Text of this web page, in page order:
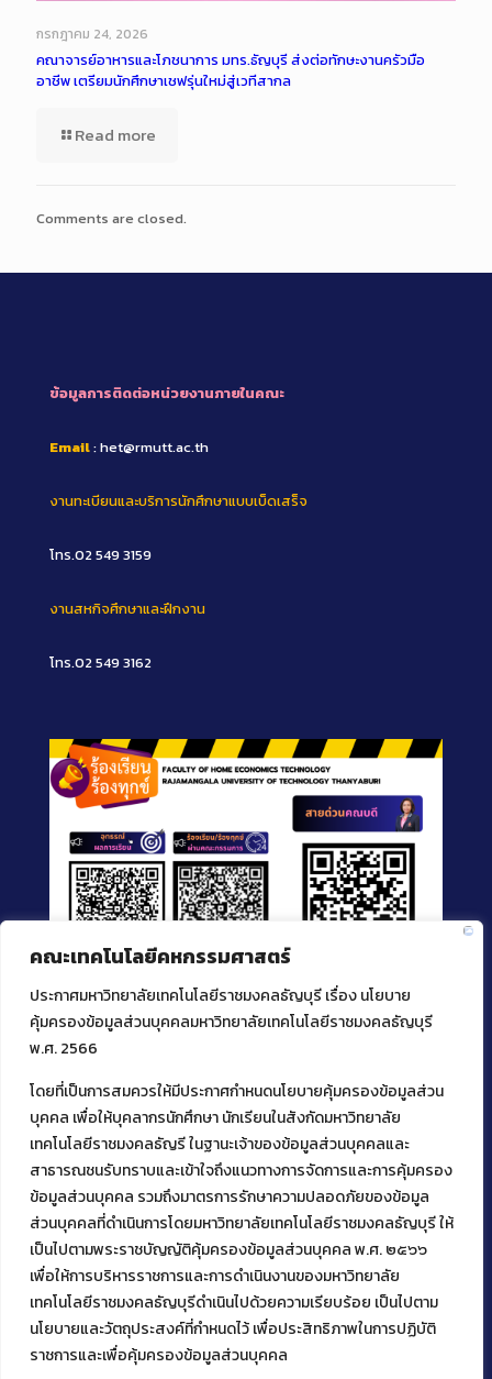
คณะเทคโนโลยีคหกรรมศาสตร์
ประกาศมหาวิทยาลัยเทคโนโลยีราชมงคลธัญบุรี เรื่อง นโยบาย
คุ้มครองข้อมูลส่วนบุคคลมหาวิทยาลัยเทคโนโลยีราชมงคลธัญบุรี
พ.ศ. 2566
โดยที่เป็นการสมควรให้มีประกาศกำหนดนโยบายคุ้มครองข้อมูลส่วน
บุคคล เพื่อให้บุคลากรนักศึกษา นักเรียนในสังกัดมหาวิทยาลัย
เทคโนโลยีราชมงคลธัญรี ในฐานะเจ้าของข้อมูลส่วนบุคคลและ
สาธารณชนรับทราบและเข้าใจถึงแนวทางการจัดการและการคุ้มครอง
ข้อมูลส่วนบุคคล รวมถึงมาตรการรักษาความปลอดภัยของข้อมูล
ส่วนบุคคลที่ดำเนินการโดยมหาวิทยาลัยเทคโนโลยีราชมงคลธัญบุรี ให้
เป็นไปตามพระราชบัญญัติคุ้มครองข้อมูลส่วนบุคคล พ.ศ. ๒๕๖๖
เพื่อให้การบริหารราชการและการดำเนินงานของมหาวิทยาลัย
เทคโนโลยีราชมงคลธัญบุรีดำเนินไปด้วยความเรียบร้อย เป็นไปตาม
นโยบายและวัตถุประสงค์ที่กำหนดไว้ เพื่อประสิทธิภาพในการปฏิบัติ
ราชการและเพื่อคุ้มครองข้อมูลส่วนบุคคล
กรกฎาคม 24, 2026
คณาจารย์อาหารและโภชนาการ มทร.ธัญบุรี ส่งต่อทักษะงานครัวมือ
อาชีพ เตรียมนักศึกษาเชฟรุ่นใหม่สู่เวทีสากล
Read more
Comments are closed.
ข้อมูลการติดต่อหน่วยงานภายในคณะ
Email: het@rmutt.ac.th
งานทะเบียนและบริการนักศึกษาแบบเบ็ดเสร็จ
โทร.02 549 3159
งานสหกิจศึกษาและฝึกงาน
โทร.02 549 3162
ติดต่อคณะเทคโนโลยีคหกรรมศาสตร์
39 หมู่ 1
ต.คลองหก อ. คลองหลวง
จ.ปทุมธานี 12120
โทร 02 549 3161
Facebook
Instagram
Mail